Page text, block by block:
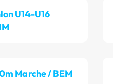
U14-U16
Marche / BEM